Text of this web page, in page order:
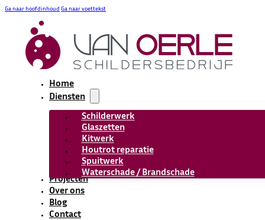
Ga naar hoofdinhoud Ga naar voettekst
Home
Diensten
Schilderwerk
Glaszetten
Kitwerk
Houtrot reparatie
Spuitwerk
Waterschade / Brandschade
Projecten
Over ons
Blog
Contact